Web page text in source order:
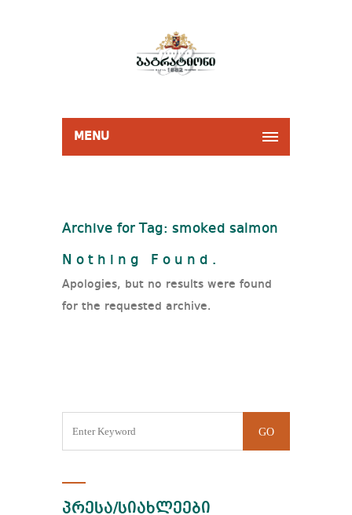
MENU
Archive for Tag: smoked salmon
Nothing Found.
Apologies, but no results were found
for the requested archive.
პრესა/სიახლეები